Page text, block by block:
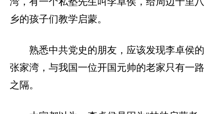
乡的孩子们教学启蒙。
熟悉中共党史的朋友，应该发现李卓侯的
张家湾，与我国一位开国元帅的老家只有一路
之隔。